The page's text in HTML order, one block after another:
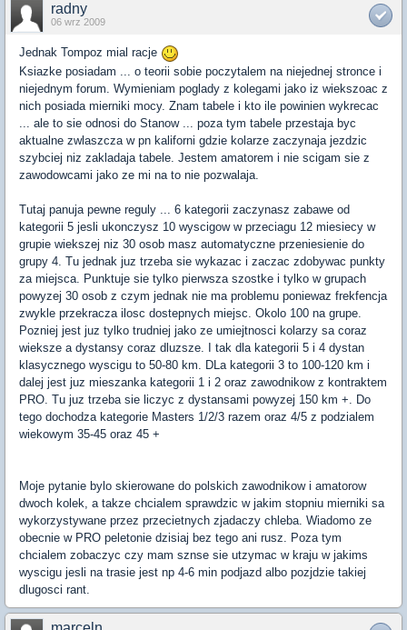
radny
06 wrz 2009
Jednak Tompoz mial racje
Ksiazke posiadam ... o teorii sobie poczytalem na niejednej stronce i
niejednym forum. Wymieniam poglady z kolegami jako iz wiekszoac z
nich posiada mierniki mocy. Znam tabele i kto ile powinien wykrecac
... ale to sie odnosi do Stanow ... poza tym tabele przestaja byc
aktualne zwlaszcza w pn kaliforni gdzie kolarze zaczynaja jezdzic
szybciej niz zakladaja tabele. Jestem amatorem i nie scigam sie z
zawodowcami jako ze mi na to nie pozwalaja.
Tutaj panuja pewne reguly ... 6 kategorii zaczynasz zabawe od
kategorii 5 jesli ukonczysz 10 wyscigow w przeciagu 12 miesiecy w
grupie wiekszej niz 30 osob masz automatyczne przeniesienie do
grupy 4. Tu jednak juz trzeba sie wykazac i zaczac zdobywac punkty
za miejsca. Punktuje sie tylko pierwsza szostke i tylko w grupach
powyzej 30 osob z czym jednak nie ma problemu poniewaz frekfencja
zwykle przekracza ilosc dostepnych miejsc. Okolo 100 na grupe.
Pozniej jest juz tylko trudniej jako ze umiejtnosci kolarzy sa coraz
wieksze a dystansy coraz dluzsze. I tak dla kategorii 5 i 4 dystan
klasycznego wyscigu to 50-80 km. DLa kategorii 3 to 100-120 km i
dalej jest juz mieszanka kategorii 1 i 2 oraz zawodnikow z kontraktem
PRO. Tu juz trzeba sie liczyc z dystansami powyzej 150 km +. Do
tego dochodza kategorie Masters 1/2/3 razem oraz 4/5 z podzialem
wiekowym 35-45 oraz 45 +
Moje pytanie bylo skierowane do polskich zawodnikow i amatorow
dwoch kolek, a takze chcialem sprawdzic w jakim stopniu mierniki sa
wykorzystywane przez przecietnych zjadaczy chleba. Wiadomo ze
obecnie w PRO peletonie dzisiaj bez tego ani rusz. Poza tym
chcialem zobaczyc czy mam sznse sie utzymac w kraju w jakims
wyscigu jesli na trasie jest np 4-6 min podjazd albo pozjdzie takiej
dlugosci rant.